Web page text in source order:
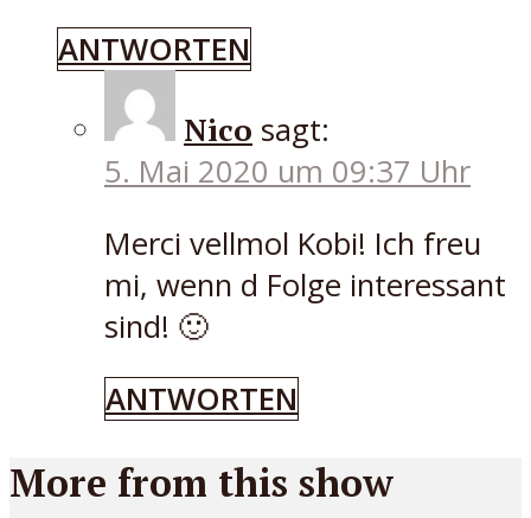
ANTWORTEN
Nico sagt:
5. Mai 2020 um 09:37 Uhr
Merci vellmol Kobi! Ich freu
mi, wenn d Folge interessant
sind! 🙂
ANTWORTEN
More from this show